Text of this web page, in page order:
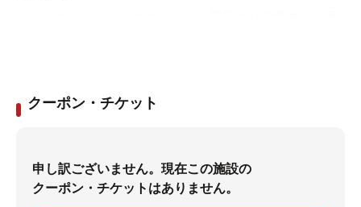
※2026年2月1日：回数券料金改定しました。
クーポン・チケット
申し訳ございません。現在この施設の
クーポン・チケットはありません。